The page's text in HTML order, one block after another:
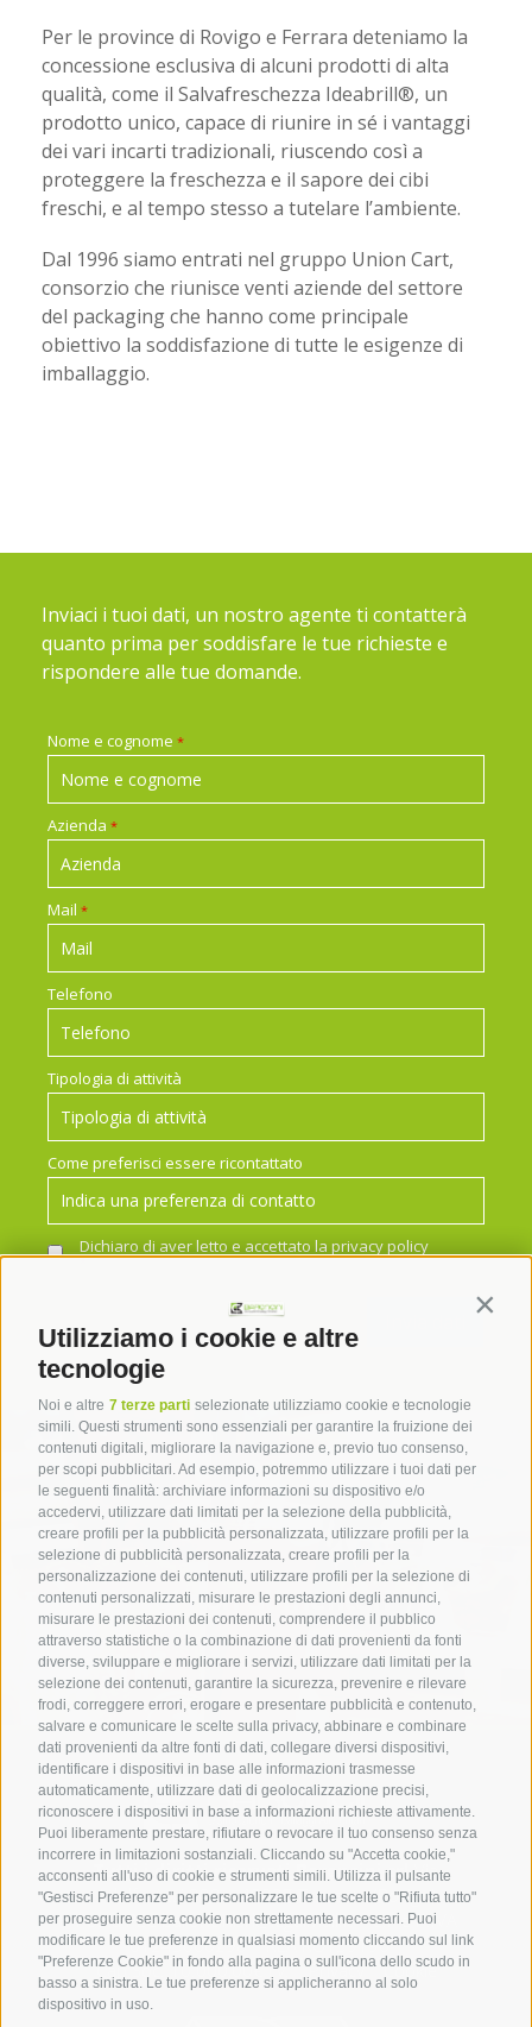
Utilizziamo i cookie e altre
tecnologie
Noi e altre 7 terze parti selezionate utilizziamo cookie e tecnologie
simili. Questi strumenti sono essenziali per garantire la fruizione dei
contenuti digitali, migliorare la navigazione e, previo tuo consenso,
per scopi pubblicitari. Ad esempio, potremmo utilizzare i tuoi dati per
le seguenti finalità: archiviare informazioni su dispositivo e/o
accedervi, utilizzare dati limitati per la selezione della pubblicità,
creare profili per la pubblicità personalizzata, utilizzare profili per la
selezione di pubblicità personalizzata, creare profili per la
personalizzazione dei contenuti, utilizzare profili per la selezione di
contenuti personalizzati, misurare le prestazioni degli annunci,
misurare le prestazioni dei contenuti, comprendere il pubblico
attraverso statistiche o la combinazione di dati provenienti da fonti
diverse, sviluppare e migliorare i servizi, utilizzare dati limitati per la
selezione dei contenuti, garantire la sicurezza, prevenire e rilevare
frodi, correggere errori, erogare e presentare pubblicità e contenuto,
salvare e comunicare le scelte sulla privacy, abbinare e combinare
dati provenienti da altre fonti di dati, collegare diversi dispositivi,
identificare i dispositivi in base alle informazioni trasmesse
automaticamente, utilizzare dati di geolocalizzazione precisi,
riconoscere i dispositivi in base a informazioni richieste attivamente.
Puoi liberamente prestare, rifiutare o revocare il tuo consenso senza
incorrere in limitazioni sostanziali. Cliccando su "Accetta cookie,"
acconsenti all'uso di cookie e strumenti simili. Utilizza il pulsante
"Gestisci Preferenze" per personalizzare le tue scelte o "Rifiuta tutto"
per proseguire senza cookie non strettamente necessari. Puoi
modificare le tue preferenze in qualsiasi momento cliccando sul link
"Preferenze Cookie" in fondo alla pagina o sull'icona dello scudo in
basso a sinistra. Le tue preferenze si applicheranno al solo
dispositivo in uso.
Per le province di Rovigo e Ferrara deteniamo la
concessione esclusiva di alcuni prodotti di alta
qualità, come il Salvafreschezza Ideabrill®, un
prodotto unico, capace di riunire in sé i vantaggi
dei vari incarti tradizionali, riuscendo così a
proteggere la freschezza e il sapore dei cibi
freschi, e al tempo stesso a tutelare l’ambiente.
Dal 1996 siamo entrati nel gruppo Union Cart,
consorzio che riunisce venti aziende del settore
del packaging che hanno come principale
obiettivo la soddisfazione di tutte le esigenze di
imballaggio.
Inviaci i tuoi dati, un nostro agente ti contatterà
quanto prima per soddisfare le tue richieste e
rispondere alle tue domande.
Nome e cognome *
Azienda *
Mail *
Telefono
Tipologia di attività
Come preferisci essere ricontattato
Dichiaro di aver letto e accettato laprivacy policy
*
Imballaggi non alimentari
Tutti i diritti riservati Baroncini srl Via
Adolfo Azzi 889 – 45027 Trecenta (Rovigo)
Posta PECbaroncinisrl@legalmail.it| C.F e P.IVA
01243060298 | REA RO139196 |
Cap.Soc. 10.000,00€ i.v. |Privacy|Cookie